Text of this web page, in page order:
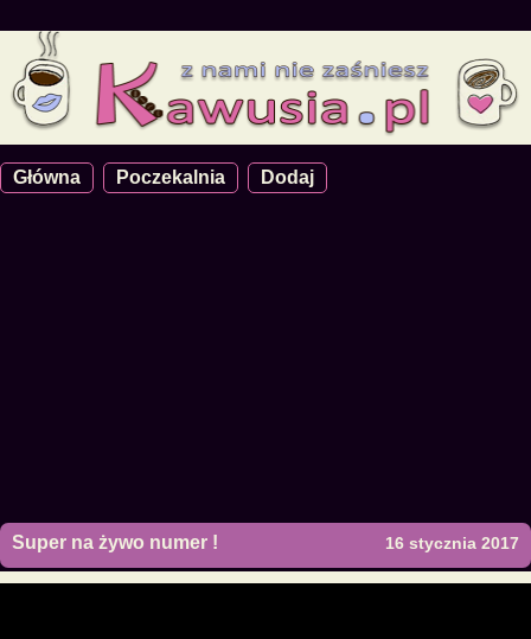
Główna Poczekalnia Dodaj
Super na żywo numer ! 16 stycznia 2017